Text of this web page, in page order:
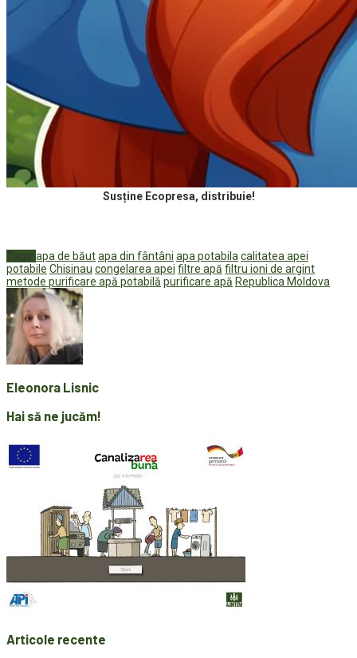
Susține Ecopresa, distribuie!
Tags: apa de băutapa din fântâni apa potabila calitatea apei
potabile Chisinau congelarea apei filtre apă filtru ioni de argint
metode purificare apă potabilă purificare apă Republica Moldova
Eleonora Lisnic
Hai să ne jucăm!
Articole recente